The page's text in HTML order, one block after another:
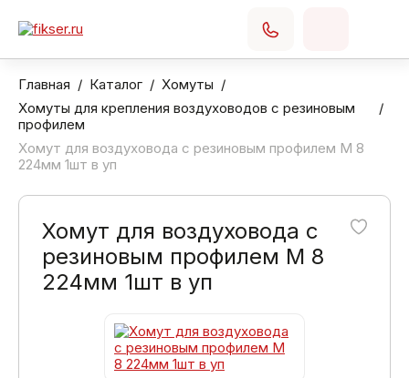
Главная Каталог
Хомуты
Хомуты для крепления воздуховодов с резиновым
профилем
Хомут для воздуховода с резиновым профилем М 8
224мм 1шт в уп
Хомут для воздуховода с
резиновым профилем М 8
224мм 1шт в уп